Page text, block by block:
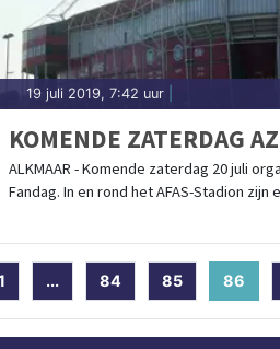
19 juli 2019, 7:42 uur
KOMENDE ZATERDAG
ALKMAAR - Komende zaterdag 20 juli
Fandag. In en rond het AFAS-Stadion zijn
... 84 85 86